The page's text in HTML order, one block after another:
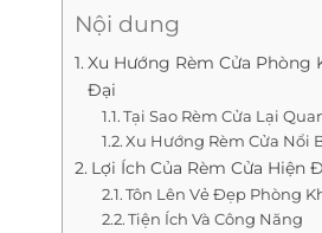
Nội dung
Xu Hướng Rèm Cửa Phòng
Đại
Tại Sao Rèm Cửa Lại
Xu Hướng Rèm Cửa Nổi
Lợi Ích Của Rèm Cửa Hiện
Tôn Lên Vẻ Đẹp Phòng
Tiện Ích Và Công Năng